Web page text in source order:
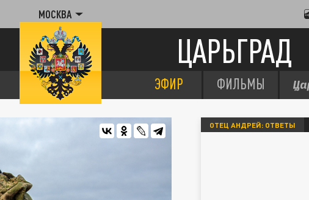
МОСКВА
ЦАРЬГРАД
ЭФИР ФИЛЬМЫ
ОТЕЦ АНДРЕЙ: ОТВЕТЫ